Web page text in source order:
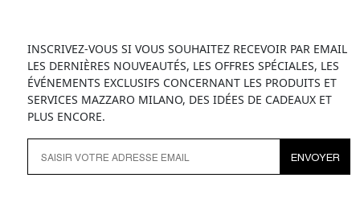
INSCRIVEZ-VOUS SI VOUS SOUHAITEZ RECEVOIR PAR EMAIL
LES DERNIÈRES NOUVEAUTÉS, LES OFFRES SPÉCIALES, LES
ÉVÉNEMENTS EXCLUSIFS CONCERNANT LES PRODUITS ET
SERVICES MAZZARO MILANO, DES IDÉES DE CADEAUX ET
PLUS ENCORE.
ENVOYER